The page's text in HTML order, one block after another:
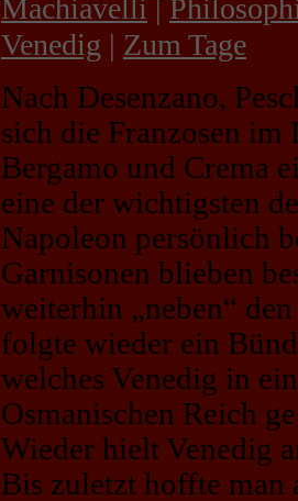
Machiavelli |
Venedig | Zum Tage
Nach Desenzano,
sich die Franzosen im
Bergamo und Crema
eine der wichtigsten
Napoleon persönlich
Garnisonen blieben
weiterhin „neben“
folgte wieder ein
welches Venedig in
Osmanischen Reich
Wieder hielt Venedig
Bis zuletzt hoffte man